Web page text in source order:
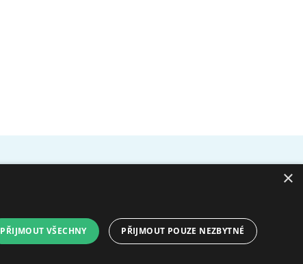
© 2009 - 2026 Domov pro seniory sv.
×
PŘIJMOUT VŠECHNY PŘIJMOUT POUZE NEZBYTNÉ